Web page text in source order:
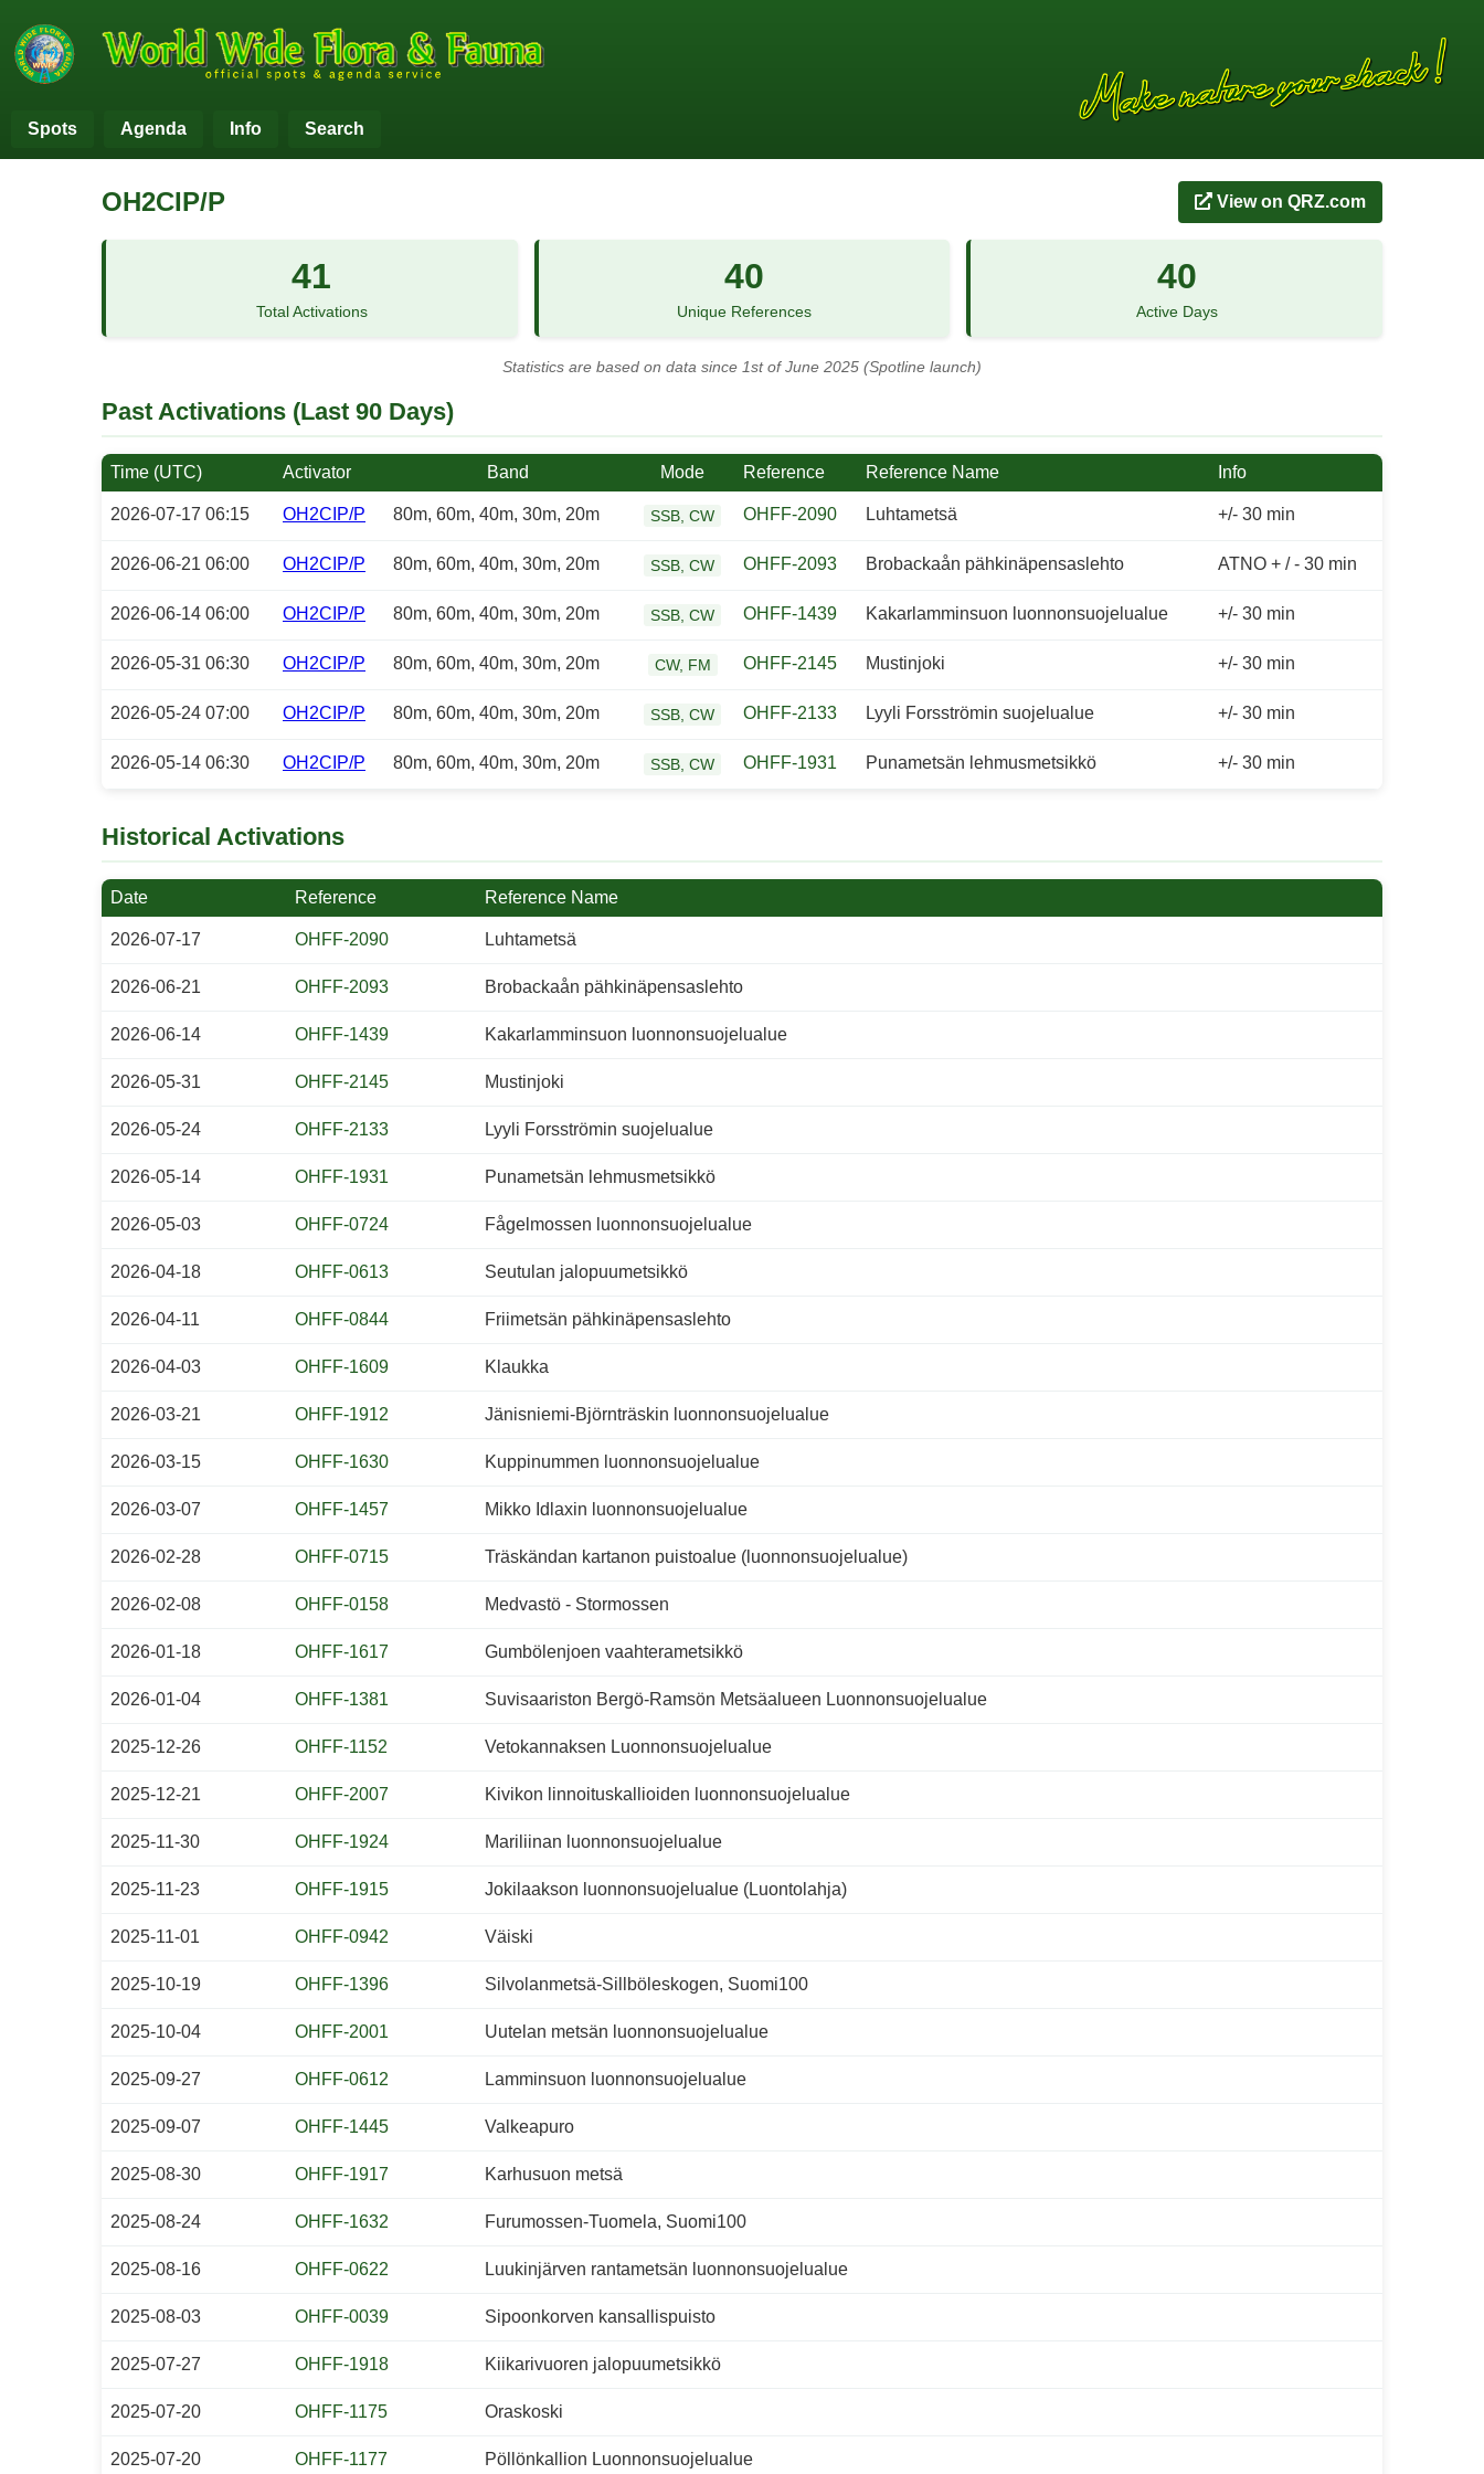
Spots Agenda Info Search
OH2CIP/P View on QRZ.com
41
Total Activations
40
Unique References
40
Active Days
Statistics are based on data since 1st of June 2025 (Spotline launch)
Past Activations (Last 90 Days)
Time (UTC) Activator Band Mode Reference Reference Name Info
2026-07-17 06:15 OH2CIP/P 80m, 60m, 40m, 30m, 20m SSB, CW OHFF-2090 Luhtametsä +/- 30 min
2026-06-21 06:00 OH2CIP/P 80m, 60m, 40m, 30m, 20m SSB, CW OHFF-2093 Brobackaån pähkinäpensaslehto ATNO + / - 30 min
2026-06-14 06:00 OH2CIP/P 80m, 60m, 40m, 30m, 20m SSB, CW OHFF-1439 Kakarlamminsuon luonnonsuojelualue +/- 30 min
2026-05-31 06:30 OH2CIP/P 80m, 60m, 40m, 30m, 20m CW, FM OHFF-2145 Mustinjoki +/- 30 min
2026-05-24 07:00 OH2CIP/P 80m, 60m, 40m, 30m, 20m SSB, CW OHFF-2133 Lyyli Forsströmin suojelualue +/- 30 min
2026-05-14 06:30 OH2CIP/P 80m, 60m, 40m, 30m, 20m SSB, CW OHFF-1931 Punametsän lehmusmetsikkö +/- 30 min
Historical Activations
Date Reference Reference Name
2026-07-17 OHFF-2090 Luhtametsä
2026-06-21 OHFF-2093 Brobackaån pähkinäpensaslehto
2026-06-14 OHFF-1439 Kakarlamminsuon luonnonsuojelualue
2026-05-31 OHFF-2145 Mustinjoki
2026-05-24 OHFF-2133 Lyyli Forsströmin suojelualue
2026-05-14 OHFF-1931 Punametsän lehmusmetsikkö
2026-05-03 OHFF-0724 Fågelmossen luonnonsuojelualue
2026-04-18 OHFF-0613 Seutulan jalopuumetsikkö
2026-04-11 OHFF-0844 Friimetsän pähkinäpensaslehto
2026-04-03 OHFF-1609 Klaukka
2026-03-21 OHFF-1912 Jänisniemi-Björnträskin luonnonsuojelualue
2026-03-15 OHFF-1630 Kuppinummen luonnonsuojelualue
2026-03-07 OHFF-1457 Mikko Idlaxin luonnonsuojelualue
2026-02-28 OHFF-0715 Träskändan kartanon puistoalue (luonnonsuojelualue)
2026-02-08 OHFF-0158 Medvastö - Stormossen
2026-01-18 OHFF-1617 Gumbölenjoen vaahterametsikkö
2026-01-04 OHFF-1381 Suvisaariston Bergö-Ramsön Metsäalueen Luonnonsuojelualue
2025-12-26 OHFF-1152 Vetokannaksen Luonnonsuojelualue
2025-12-21 OHFF-2007 Kivikon linnoituskallioiden luonnonsuojelualue
2025-11-30 OHFF-1924 Mariliinan luonnonsuojelualue
2025-11-23 OHFF-1915 Jokilaakson luonnonsuojelualue (Luontolahja)
2025-11-01 OHFF-0942 Väiski
2025-10-19 OHFF-1396 Silvolanmetsä-Sillböleskogen, Suomi100
2025-10-04 OHFF-2001 Uutelan metsän luonnonsuojelualue
2025-09-27 OHFF-0612 Lamminsuon luonnonsuojelualue
2025-09-07 OHFF-1445 Valkeapuro
2025-08-30 OHFF-1917 Karhusuon metsä
2025-08-24 OHFF-1632 Furumossen-Tuomela, Suomi100
2025-08-16 OHFF-0622 Luukinjärven rantametsän luonnonsuojelualue
2025-08-03 OHFF-0039 Sipoonkorven kansallispuisto
2025-07-27 OHFF-1918 Kiikarivuoren jalopuumetsikkö
2025-07-20 OHFF-1175 Oraskoski
2025-07-20 OHFF-1177 Pöllönkallion Luonnonsuojelualue